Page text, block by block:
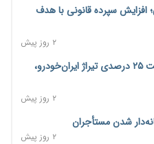
افزایش سپرده قانونی با هدف
۲ روز پیش
ترمز تولید خودرو کشیده شد؛ افت ۲۵ درصدی تیراژ ایران‌خودرو،
۲ روز پیش
شدن مستأجران
۲ روز پیش